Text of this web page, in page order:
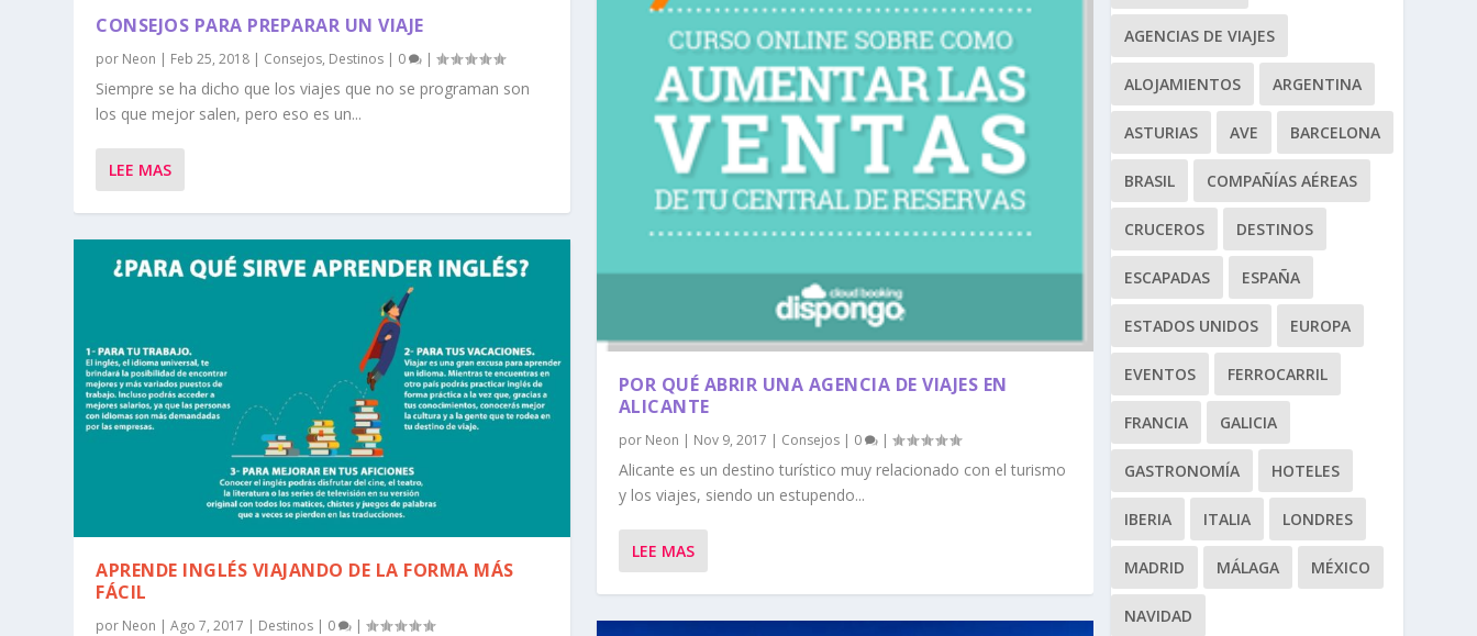
CONSEJOS PARA PREPARAR UN VIAJE
por Neon | Feb 25, 2018 | Consejos, Destinos | 0 |
Siempre se ha dicho que los viajes que no se programan son
los que mejor salen, pero eso es un...
LEE MAS
APRENDE INGLÉS VIAJANDO DE LA FORMA MÁS
FÁCIL
por Neon |Ago 7, 2017 | Destinos | 0 |
POR QUÉ ABRIR UNA AGENCIA DE VIAJES EN
ALICANTE
por Neon | Nov 9, 2017 | Consejos| 0 |
Alicante es un destino turístico muy relacionado con el turismo
y los viajes, siendo un estupendo...
LEE MAS
AGENCIAS DE VIAJES
ALOJAMIENTOS ARGENTINA
ASTURIAS AVE BARCELONA
BRASIL COMPAÑÍAS AÉREAS
CRUCEROS DESTINOS
ESCAPADAS ESPAÑA
ESTADOS UNIDOS EUROPA
EVENTOS FERROCARRIL
FRANCIA GALICIA
GASTRONOMÍA HOTELES
IBERIA ITALIA LONDRES
MADRID MÁLAGA MÉXICO
NAVIDAD